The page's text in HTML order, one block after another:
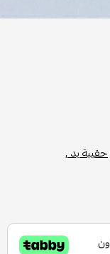
حقيبة يد ,